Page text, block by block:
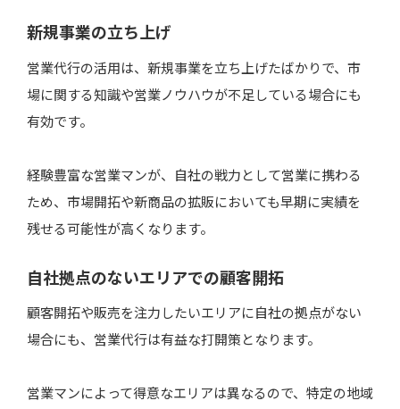
新規事業の立ち上げ
営業代行の活用は、新規事業を立ち上げたばかりで、市
場に関する知識や営業ノウハウが不足している場合にも
有効です。
経験豊富な営業マンが、自社の戦力として営業に携わる
ため、市場開拓や新商品の拡販においても早期に実績を
残せる可能性が高くなります。
自社拠点のないエリアでの顧客開拓
顧客開拓や販売を注力したいエリアに自社の拠点がない
場合にも、営業代行は有益な打開策となります。
営業マンによって得意なエリアは異なるので、特定の地域